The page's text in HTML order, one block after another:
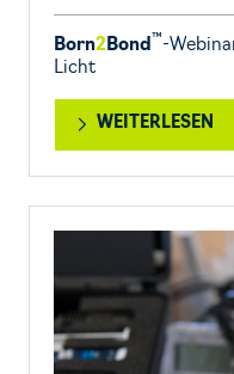
Born2 Bond ™-
Licht
WEITERLESEN